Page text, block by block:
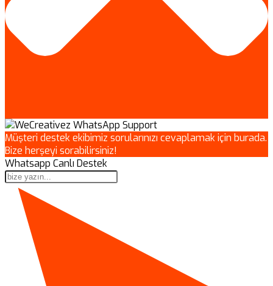
Müşteri destek ekibimiz sorularınızı cevaplamak için burada.
Bize herşeyi sorabilirsiniz!
Whatsapp Canlı Destek